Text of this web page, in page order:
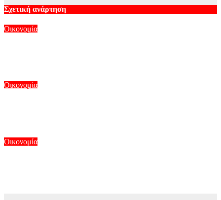
Σχετική ανάρτηση
Οικονομία
Οικονομία
Οικονομία